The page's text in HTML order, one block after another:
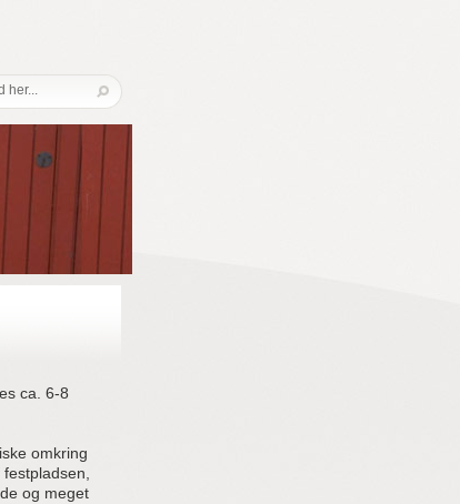
ca. 6-8
omkring
og meget